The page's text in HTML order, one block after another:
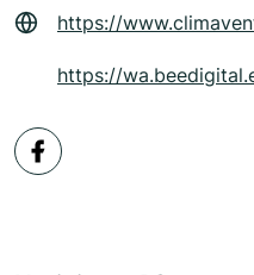
https://
https://